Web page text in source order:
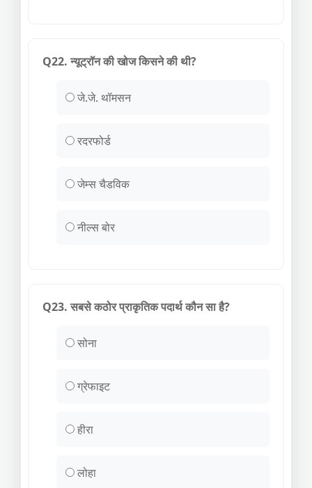
Q22. न्यूट्रॉन की खोज किसने की थी?
जे.जे. थॉमसन
रदरफोर्ड
जेम्स चैडविक
नील्स बोर
Q23. सबसे कठोर प्राकृतिक पदार्थ कौन सा है?
सोना
ग्रेफाइट
हीरा
लोहा